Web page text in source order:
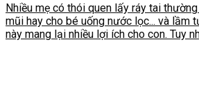
Nhiều mẹ có thói quen lấy ráy tai
mũi hay cho bé uống nước lọc... và lầm
này mang lại nhiều lợi ích cho con. Tuy